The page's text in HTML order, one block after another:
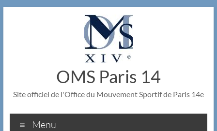
OMS Paris 14
Site officiel de l'Office du Mouvement Sportif de Paris 14e
Menu